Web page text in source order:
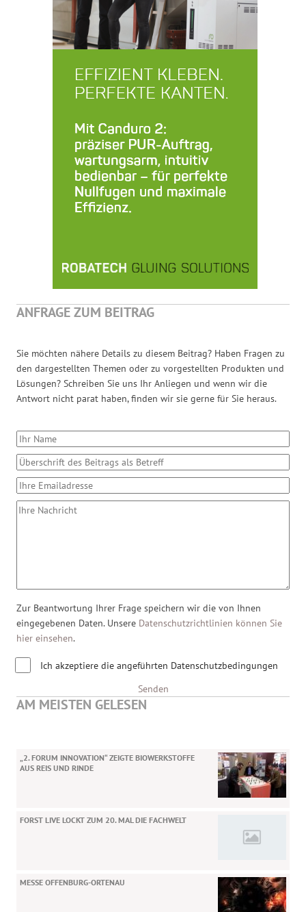
ANFRAGE ZUM BEITRAG
Sie möchten nähere Details zu diesem Beitrag? Haben Fragen zu
den dargestellten Themen oder zu vorgestellten Produkten und
Lösungen? Schreiben Sie uns Ihr Anliegen und wenn wir die
Antwort nicht parat haben, finden wir sie gerne für Sie heraus.
Zur Beantwortung Ihrer Frage speichern wir die von Ihnen
eingegebenen Daten. Unsere Datenschutzrichtlinien können Sie
hier einsehen.
Ich akzeptiere die angeführten Datenschutzbedingungen
Senden
AM MEISTEN GELESEN
„2. FORUM INNOVATION“ ZEIGTE BIOWERKSTOFFE
AUS REIS UND RINDE
FORST LIVE LOCKT ZUM 20. MAL DIE FACHWELT
MESSE OFFENBURG-ORTENAU